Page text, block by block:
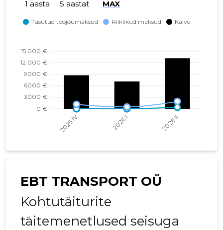
2024 I
1 aasta 5 aastat MAX
EBT TRANSPORT OÜ
Kohtutäiturite
täitemenetlused seisuga